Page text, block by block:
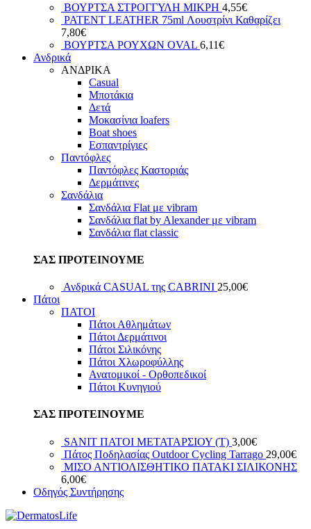
ΒΟΥΡΤΣΑ ΣΤΡΟΓΓΥΛΗ ΜΙΚΡΗ 4,55€
PATENT LEATHER 75ml Λουστρίνι Καθαρίζει
7,80€
ΒΟΥΡΤΣΑ ΡΟΥΧΩΝ OVAL 6,11€
Ανδρικά
ΑΝΔΡΙΚΑ
Casual
Μποτάκια
Δετά
Μοκασίνια loafers
Boat shoes
Εσπαντρίγιες
Παντόφλες
Παντόφλες Καστοριάς
Δερμάτινες
Σανδάλια
Σανδάλια Flat με vibram
Σανδάλια flat by Alexander με vibram
Σανδάλια flat classic
ΣΑΣ ΠΡΟΤΕΙΝΟΥΜΕ
Ανδρικά CASUAL της CABRINI 25,00€
Πάτοι
ΠΑΤΟΙ
Πάτοι Αθλημάτων
Πάτοι Δερμάτινοι
Πάτοι Σιλικόνης
Πάτοι Χλωροφύλλης
Ανατομικοί - Ορθοπεδικοί
Πάτοι Κυνηγιού
ΣΑΣ ΠΡΟΤΕΙΝΟΥΜΕ
SANIT ΠΑΤΟΙ ΜΕΤΑΤΑΡΣΙΟΥ (T) 3,00€
Πάτος Ποδηλασίας Outdoor Cycling Tarrago 29,00€
ΜΙΣΟ ΑΝΤΙΟΛΙΣΘΗΤΙΚΟ ΠATAKI ΣΙΛΙΚΟΝΗΣ
6,00€
Οδηγός Συντήρησης